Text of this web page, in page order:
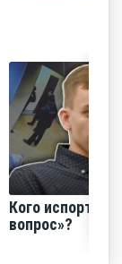
Кого испортил
вопрос»?